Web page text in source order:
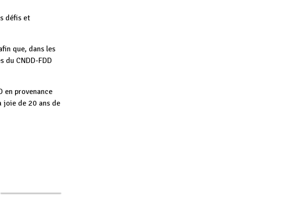
défis et
que, dans les
du CNDD-FDD
en provenance
joie de 20 ans de